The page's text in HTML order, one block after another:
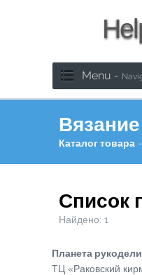
Menu -
Вязание
Каталог товара
Список
Найдено: 1
Планета
ТЦ «Раковский